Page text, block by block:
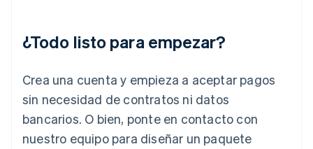
¿Todo listo para empezar?
Crea una cuenta y empieza a aceptar pagos
sin necesidad de contratos ni datos
bancarios. O bien, ponte en contacto con
nuestro equipo para diseñar un paquete
Letonia
English
Deutsch English
Lituania
English
Luxemburgo
FrançaisDeutsch English